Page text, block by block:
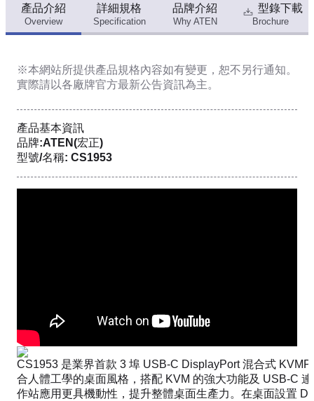
產品介紹
Overview
詳細規格
Specification
品牌介紹
Why ATEN
型錄下載
Brochure
※本網站所提供產品規格內容如有變更，恕不另行通知。
實際請以各廠牌官方最新公告資訊為主。
產品基本資訊
品牌:ATEN(宏正)
型號/名稱: CS1953
CS1953 是業界首款 3 埠 USB-C DisplayPort 混合式
合人體工學的桌面風格，搭配 KVM 的強大功能及 USB-C
作站應用更具機動性，提升整體桌面生產力。在桌面設置